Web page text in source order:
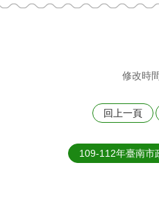
修改時
回上一頁
109-112年臺南市